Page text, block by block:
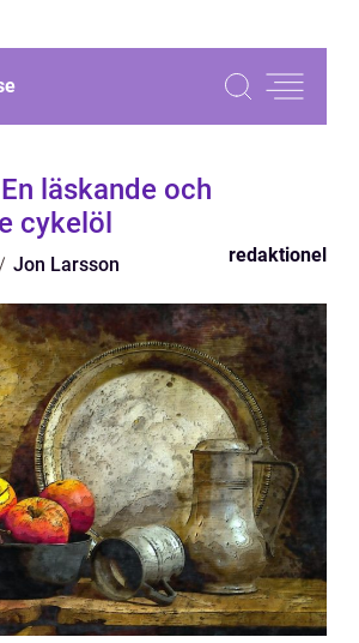
läskande och
cykelöl
Jon Larsson redaktionel